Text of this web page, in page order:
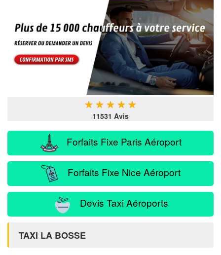
★ ★ ★ ★ ★
11531 Avis
Forfaits Fixe Paris Aéroport
Forfaits Fixe Nice Aéroport
Devis Taxi Aéroports
TAXI LA BOSSE